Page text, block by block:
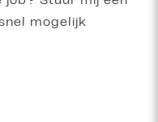
mogelijk